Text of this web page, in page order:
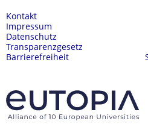
Kontakt
Impressum
Datenschutz
Transparenzgesetz
Barrierefreiheit